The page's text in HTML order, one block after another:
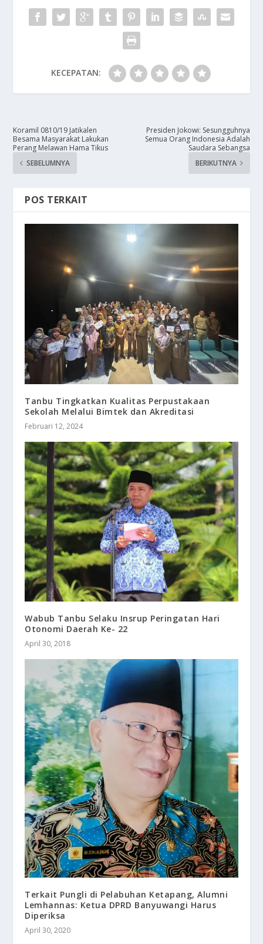
KECEPATAN:
Koramil 0810/19 Jatikalen
Besama Masyarakat Lakukan
Perang Melawan Hama Tikus
SEBELUMNYA
Presiden Jokowi: Sesungguhnya
Semua Orang Indonesia Adalah
Saudara Sebangsa
BERIKUTNYA
POS TERKAIT
Tanbu Tingkatkan Kualitas Perpustakaan
Sekolah Melalui Bimtek dan Akreditasi
Februari 12, 2024
Wabub Tanbu Selaku Insrup Peringatan Hari
Otonomi Daerah Ke- 22
April 30, 2018
Terkait Pungli di Pelabuhan Ketapang, Alumni
Lemhannas: Ketua DPRD Banyuwangi Harus
Diperiksa
April 30, 2020